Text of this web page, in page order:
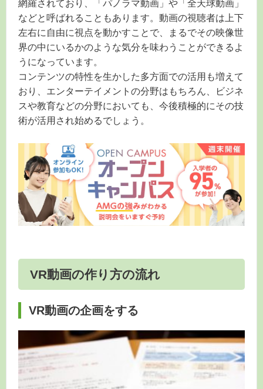
網羅されており、「パノラマ動画」や「全天球動画」
などと呼ばれることもあります。動画の視聴者は上下
左右に自由に視点を動かすことで、まるでその映像世
界の中にいるかのような気分を味わうことができるよ
うになっています。
コンテンツの特性を生かした多方面での活用も増えて
おり、エンターテイメントの分野はもちろん、ビジネ
スや教育などの分野においても、今後積極的にその技
術が活用され始めるでしょう。
VR動画の作り方の流れ
VR動画の企画をする